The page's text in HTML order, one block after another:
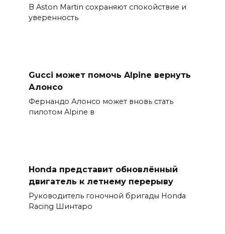
В Aston Martin сохраняют спокойствие и
уверенность
Gucci может помочь Alpine вернуть
Алонсо
Фернандо Алонсо может вновь стать
пилотом Alpine в
Honda представит обновлённый
двигатель к летнему перерыву
Руководитель гоночной бригады Honda
Racing Шинтаро